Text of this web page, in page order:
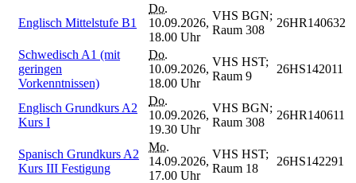
Englisch Mittelstufe B1
Do.
10.09.2026,
18.00 Uhr
VHS BGN;
Raum 308
26HR140632
Schwedisch A1 (mit
geringen
Vorkenntnissen)
Do.
10.09.2026,
18.00 Uhr
VHS HST;
Raum 9
26HS142011
Englisch Grundkurs A2
Kurs I
Do.
10.09.2026,
19.30 Uhr
VHS BGN;
Raum 308
26HR140611
Spanisch Grundkurs A2
Kurs III Festigung
Mo.
14.09.2026,
17.00 Uhr
VHS HST;
Raum 18
26HS142291